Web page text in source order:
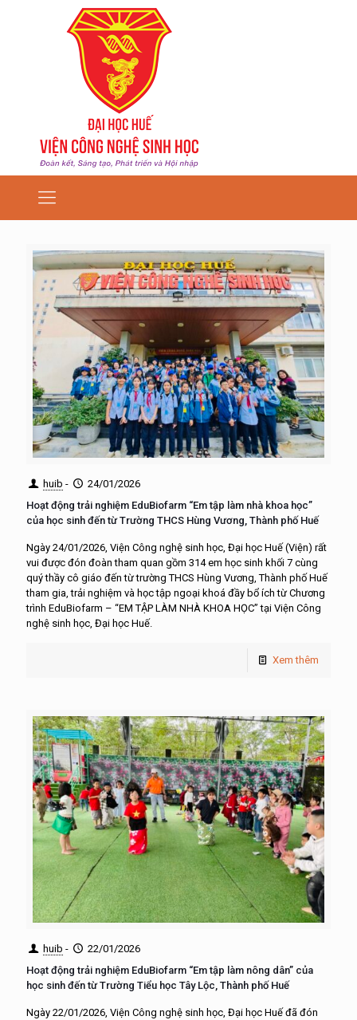
huib -
24/01/2026
Hoạt động trải nghiệm EduBiofarm “Em tập làm nhà khoa học”
của học sinh đến từ Trường THCS Hùng Vương, Thành phố Huế
Ngày 24/01/2026, Viện Công nghệ sinh học, Đại học Huế (Viện) rất
vui được đón đoàn tham quan gồm 314 em học sinh khối 7 cùng
quý thầy cô giáo đến từ trường THCS Hùng Vương, Thành phố Huế
tham gia, trải nghiệm và học tập ngoại khoá đầy bổ ích từ Chương
trình EduBiofarm – “EM TẬP LÀM NHÀ KHOA HỌC” tại Viện Công
nghệ sinh học, Đại học Huế.
Xem thêm
huib -
22/01/2026
Hoạt động trải nghiệm EduBiofarm “Em tập làm nông dân” của
học sinh đến từ Trường Tiểu học Tây Lộc, Thành phố Huế
Ngày 22/01/2026, Viện Công nghệ sinh học, Đại học Huế đã đón